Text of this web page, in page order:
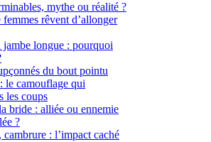
mythe ou réalité ?
rêvent d’allonger
jambe longue : pourquoi
du bout pointu
le camouflage qui
les coups
bride : alliée ou ennemie
?
: l’impact caché